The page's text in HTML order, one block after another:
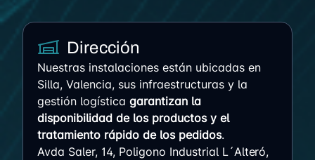
Dirección
Nuestras instalaciones están ubicadas en
Silla, Valencia, sus infraestructuras y la
gestión logística garantizan la
disponibilidad de los productos y el
tratamiento rápido de los pedidos.
Avda Saler, 14, Poligono Industrial L´Alteró,